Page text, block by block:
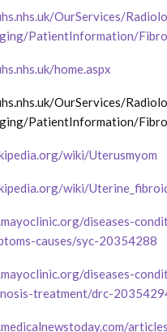
OurServices/
PatientInformation/
home.aspx
OurServices/
PatientInformation/
wiki/Uterusmyom
wiki/
diseases-
causes/syc-20354288
diseases-
treatment/drc-